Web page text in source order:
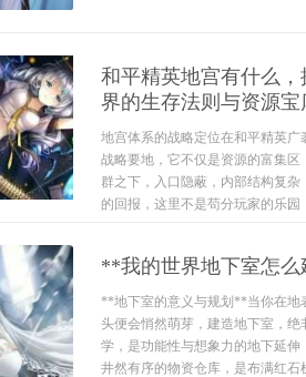
和平精英地宫有什么
界的生存法则与资源宝
地宫体系的战略定位在和平精英
战略要地，它不仅是资源的富集
群之下，入口隐蔽，内部结构复
的回报，这里不是苟分玩家的乐
**我的世界地下室怎
**地下室的意义与规划**当你在地
头便会悄然萌芽，建造地下室，
学，是功能性与想象力的地下延
井然有序的物资仓库，是布满红